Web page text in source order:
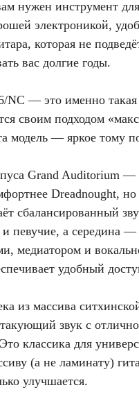
нужен инструмент
электроникой,
которая не
вас долгие годы.
NC — это именно
своим подходом
модель — яркое тому
Grand Auditorium —
Dreadnought, но
сбалансированный
и певучие, а середина
медиатором и
удобный
из массива
звук с
классика для
(а не ламинату)
улучшается.